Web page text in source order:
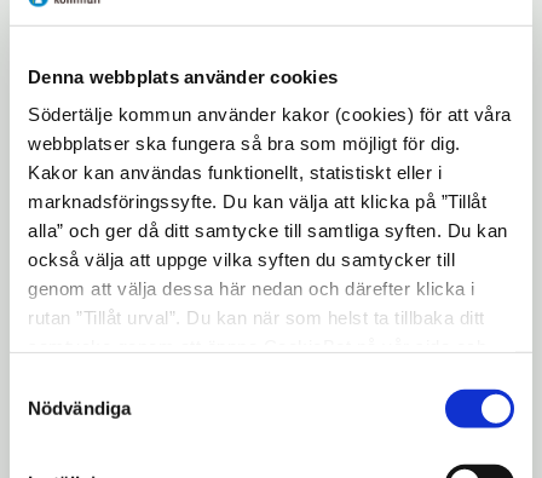
Denna webbplats använder cookies
Södertälje kommun använder kakor (cookies) för att våra
webbplatser ska fungera så bra som möjligt för dig.
Kakor kan användas funktionellt, statistiskt eller i
marknadsföringssyfte. Du kan välja att klicka på ”Tillåt
alla” och ger då ditt samtycke till samtliga syften. Du kan
också välja att uppge vilka syften du samtycker till
genom att välja dessa här nedan och därefter klicka i
rutan ”Tillåt urval”. Du kan när som helst ta tillbaka ditt
"Visa detaljer" kan du läsa om hur kakorna används och
hur vi och våra leverantörer inhämtar och behandlar
Nödvändiga
inspirerat av ett verkligt livsöde.
På helgerna får sommardagarna ett extra
intar området. Cirkusdirektör Pompe
trampar fram längs grusvägarna. När
publiken samlas förvandlas den märkliga
cykeln till en liten cirkus fylld av akrobatik,
jonglering, magi och musik.
Därtill är Lilltorpet öppet varje dag, med
klapphage, halmhopp och lekstuga.
Sagostund på Lilltorpet dagligen kl. 14.00.
En guidad tur till djuren ges varje dag kl.